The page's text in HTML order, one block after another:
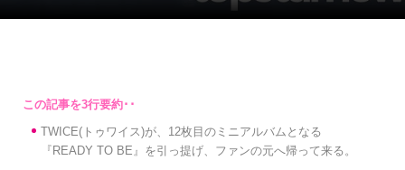
TWICE(トゥワイス)が、12枚目のミニアルバムとなる
『READY TO BE』を引っ提げ、ファンの元へ帰って来る。